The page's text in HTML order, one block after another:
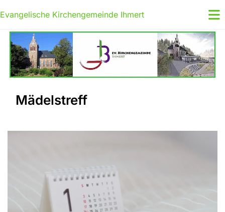
Evangelische Kirchengemeinde Ihmert
Mädelstreff